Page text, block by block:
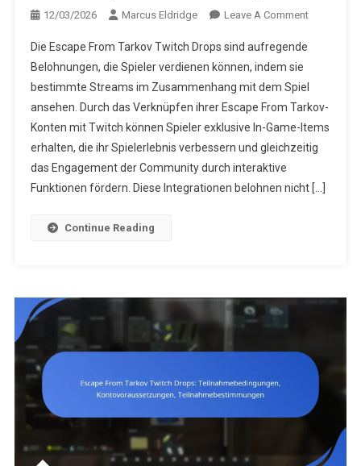
12/03/2026 Marcus Eldridge Leave A CommentOn
Drops:
Twitch-
Die Escape From Tarkov Twitch Drops sind aufregende
Belohnungen, die Spieler verdienen können, indem sie
bestimmte Streams im Zusammenhang mit dem Spiel
ansehen. Durch das Verknüpfen ihrer Escape From Tarkov-
Konten mit Twitch können Spieler exklusive In-Game-Items
erhalten, die ihr Spielerlebnis verbessern und gleichzeitig
das Engagement der Community durch interaktive
Funktionen fördern. Diese Integrationen belohnen nicht […]
Continue Reading